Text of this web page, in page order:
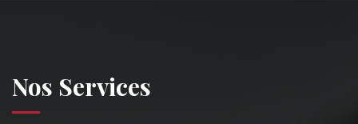
Nos Services